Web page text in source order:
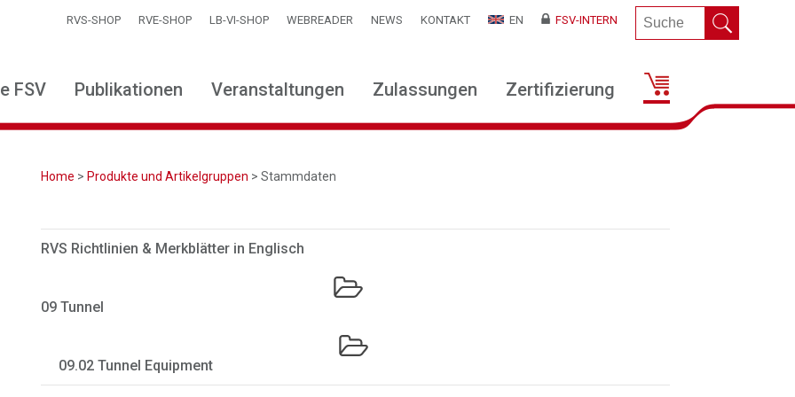
RVS-SHOP RVE-SHOP LB-VI-SHOP WEBREADER NEWS KONTAKT EN FSV-INTERN
FSV Publikationen Veranstaltungen Zulassungen Zertifizierung
Home > Produkte und Artikelgruppen > Stammdaten
RVS Richtlinien & Merkblätter in Englisch
09 Tunnel
09.02 Tunnel Equipment